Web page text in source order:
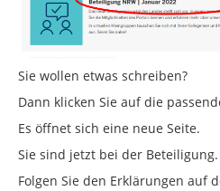
Sie wollen etwas schreiben?
Dann klicken Sie auf die
Es öffnet sich eine neue Seite.
Sie sind jetzt bei der Beteiligung.
Folgen Sie den Erklärungen auf